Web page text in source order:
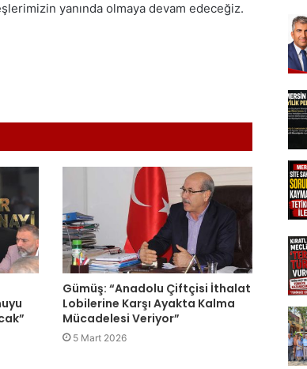
yanında olmaya devam edeceğiz.
Gümüş: “Anadolu Çiftçisi İthalat
Lobilerine Karşı Ayakta Kalma
Mücadelesi Veriyor”
5 Mart 2026